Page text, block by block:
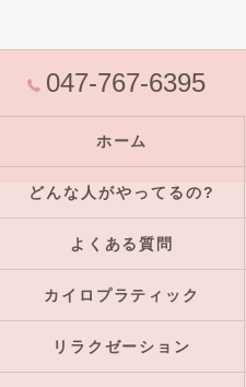
047-767-6395
ホーム
どんな人がやってるの?
よくある質問
カイロプラティック
リラクゼーション